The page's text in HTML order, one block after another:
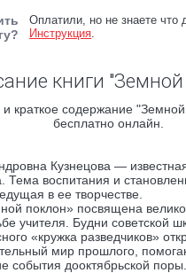
Оплатили, но не знаете что
Инструкция.
книги "Земной
краткое содержание "Земной
бесплатно онлайн.
Кузнецова —
Тема воспитания и
в ее творчестве.
поклон» посвящена
учителя. Будни советской
«кружка разведчиков»
мир прошлого,
события дооктябрьской поры.